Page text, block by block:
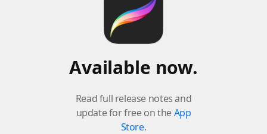
Available now.
Read full release notes and
update for free on theApp
Store.